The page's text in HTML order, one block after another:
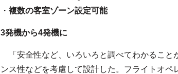
・ 複数の客室ゾーン設定可能
3発機から4発機に
「安全性など、いろいろと調べてわかること
ンス性などを考慮して設計した。フライトオ